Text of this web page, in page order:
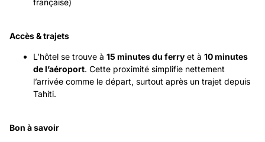
française)
Accès & trajets
L’hôtel se trouve à 15 minutes du ferry et à 10 minutes
de l’aéroport. Cette proximité simplifie nettement
l’arrivée comme le départ, surtout après un trajet depuis
Tahiti.
Bon à savoir